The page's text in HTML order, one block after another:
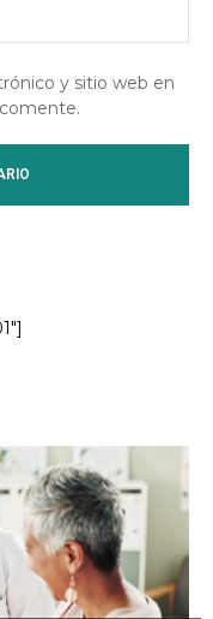
y sitio web en